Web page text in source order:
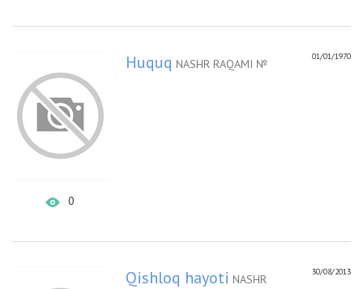
0
01/01/1970
Huquq NASHR RAQAMI №
30/08/2013
Qishloq hayoti NASHR